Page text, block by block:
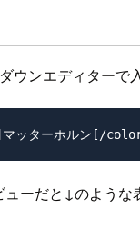
ウンエディターで
ーだと↓のような